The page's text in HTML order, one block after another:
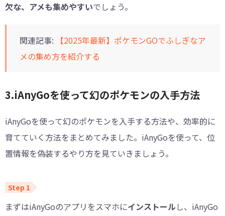
欠な、アメも集めやすいでしょう。
関連記事:
【2025年最新】ポケモンGOでふしぎなア
メの集め方を紹介する
3.iAnyGoを使って幻のポケモンの入手方法
iAnyGoを使って幻のポケモンを入手する方法や、効率的に
育てていく方法をまとめてみました。iAnyGoを使って、位
置情報を偽装するやり方を見ていきましょう。
まずはiAnyGoのアプリをスマホにインストール し、iAnyGo